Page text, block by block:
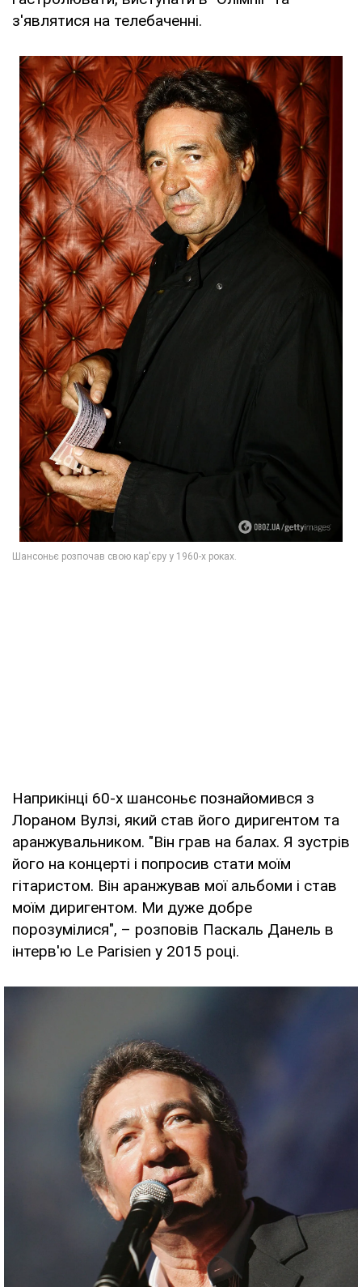
з'являтися на телебаченні.
Наприкінці 60-х шансоньє познайомився з
Лораном Вулзі, який став його диригентом та
аранжувальником. "Він грав на балах. Я зустрів
його на концерті і попросив стати моїм
гітаристом. Він аранжував мої альбоми і став
моїм диригентом. Ми дуже добре
порозумілися", – розповів Паскаль Данель в
інтерв'ю Le Parisien у 2015 році.